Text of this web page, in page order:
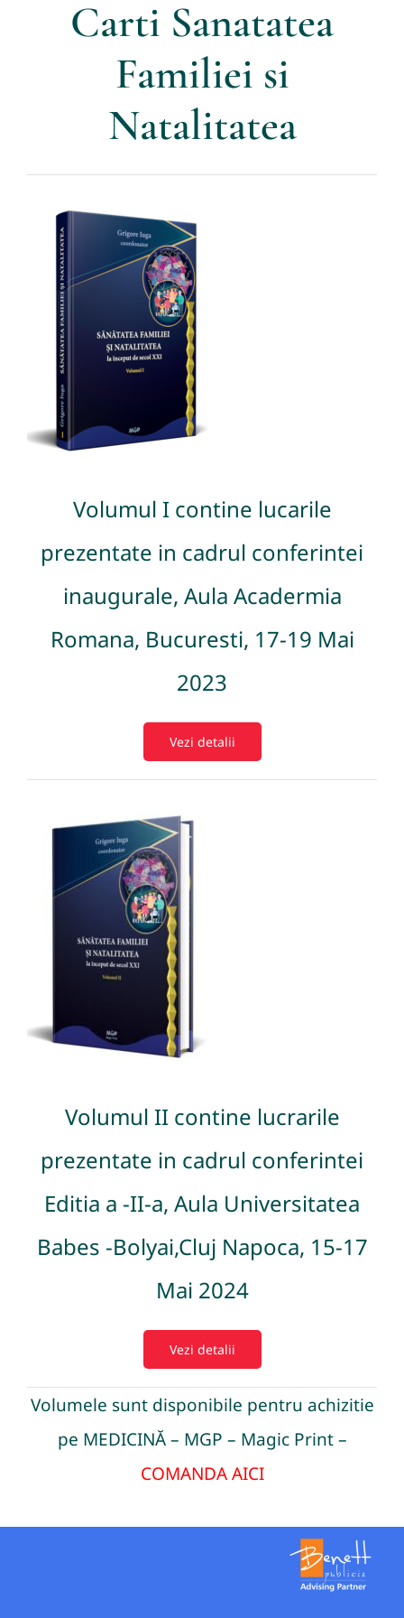
ParteneriCarti Sanatatea
Familiei si
Natalitatea
Volumul I contine lucarile
prezentate in cadrul conferintei
inaugurale, Aula Acadermia
Romana, Bucuresti, 17-19 Mai
2023
Vezi detalii
Volumul II contine lucrarile
prezentate in cadrul conferintei
Editia a -II-a, Aula Universitatea
Babes -Bolyai,Cluj Napoca, 15-17
Mai 2024
Vezi detalii
Volumele sunt disponibile pentru achizitie
pe MEDICINĂ – MGP – Magic Print –
COMANDA AICI